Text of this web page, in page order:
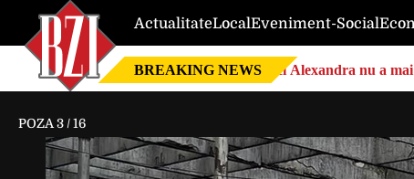
ActualitateLocalEveniment-Social
BREAKING NEWS Nici Alexandra nu a
POZA 3 /16